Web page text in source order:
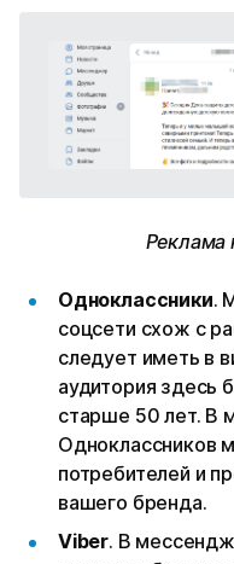
Реклама
Одноклассники.
соцсети схож с
следует иметь в
аудитория здесь
старше 50 лет. В
Одноклассников
потребителей и
вашего бренда.
Viber. В